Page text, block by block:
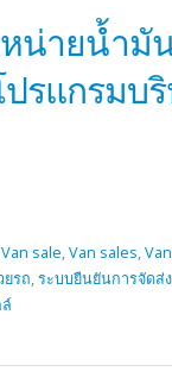
น่ายน้ำมั
รแกรมบ
Van sale,Van sales,
รถ,ระบบยืนยันการจัดส่ง